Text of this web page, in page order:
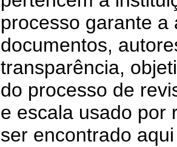
processo garante a
documentos,
transparência,
do processo de
e escala usado por
ser encontrado aqui